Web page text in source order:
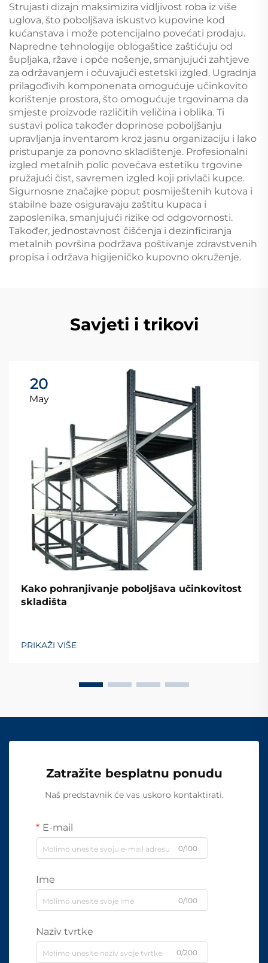
Strujasti dizajn maksimizira vidljivost roba iz više
uglova, što poboljšava iskustvo kupovine kod
kućanstava i može potencijalno povećati prodaju.
Napredne tehnologije oblogaštice zaštićuju od
šupljaka, ržave i opće nošenje, smanjujući zahtjeve
za održavanjem i očuvajući estetski izgled. Ugradnja
prilagođivih komponenata omogućuje učinkovito
korištenje prostora, što omogućuje trgovinama da
smjeste proizvode različitih veličina i oblika. Ti
sustavi polica također doprinose poboljšanju
upravljanja inventarom kroz jasnu organizaciju i lako
pristupanje za ponovno skladištenje. Profesionalni
izgled metalnih polic povećava estetiku trgovine
pružajući čist, savremen izgled koji privlači kupce.
Sigurnosne značajke poput posmiještenih kutova i
stabilne baze osiguravaju zaštitu kupaca i
zaposlenika, smanjujući rizike od odgovornosti.
Također, jednostavnost čišćenja i dezinficiranja
metalnih površina podržava poštivanje zdravstvenih
propisa i održava higiјeničko kupovno okruženje.
Savjeti i trikovi
20
May
Kako pohranjivanje poboljšava učinkovitost
skladišta
PRIKAŽI VIŠE
Zatražite besplatnu ponudu
Naš predstavnik će vas uskoro kontaktirati.
E-mail
0/100
Ime
0/100
Naziv tvrtke
0/200